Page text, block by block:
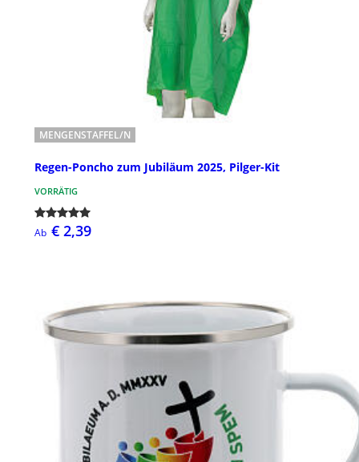
MENGENSTAFFEL/N
Regen-Poncho zum Jubiläum 2025, Pilger-Kit
VORRÄTIG
Ab € 2,39